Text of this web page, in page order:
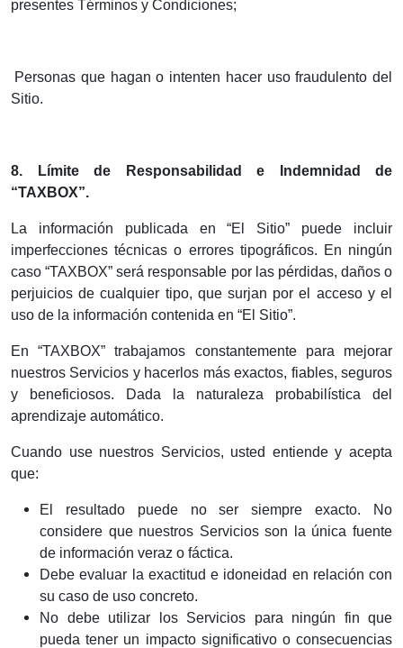
presentes Términos y Condiciones;
Personas que hagan o intenten hacer uso fraudulento del
Sitio.
8. Límite de Responsabilidad e Indemnidad de
“TAXBOX”.
La información publicada en “El Sitio” puede incluir
imperfecciones técnicas o errores tipográficos. En ningún
caso “TAXBOX” será responsable por las pérdidas, daños o
perjuicios de cualquier tipo, que surjan por el acceso y el
uso de la información contenida en “El Sitio”.
En “TAXBOX” trabajamos constantemente para mejorar
nuestros Servicios y hacerlos más exactos, fiables, seguros
y beneficiosos. Dada la naturaleza probabilística del
aprendizaje automático.
Cuando use nuestros Servicios, usted entiende y acepta
que:
El resultado puede no ser siempre exacto. No
considere que nuestros Servicios son la única fuente
de información veraz o fáctica.
Debe evaluar la exactitud e idoneidad en relación con
su caso de uso concreto.
No debe utilizar los Servicios para ningún fin que
pueda tener un impacto significativo o consecuencias